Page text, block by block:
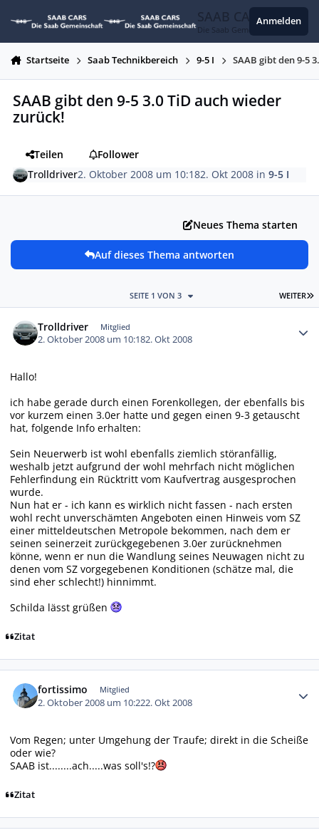
SAAB CARS
Die Saab Gemeinschaft
Anmelden
Startseite Saab Technikbereich 9-5 I SAAB gibt den 9-5
SAAB gibt den 9-5 3.0 TiD auch wieder
zurück!
Teilen
Follower
Trolldriver2. Oktober 2008 um 10:182. Okt 2008 in9-5 I
Neues Thema starten
Auf dieses Thema antworten
WEITER
SEITE 1 VON 3
Trolldriver Mitglied
2. Oktober 2008 um 10:182. Okt 2008
Hallo!
ich habe gerade durch einen Forenkollegen, der ebenfalls bis
vor kurzem einen 3.0er hatte und gegen einen 9-3 getauscht
hat, folgende Info erhalten:
Sein Neuerwerb ist wohl ebenfalls ziemlich störanfällig,
weshalb jetzt aufgrund der wohl mehrfach nicht möglichen
Fehlerfindung ein Rücktritt vom Kaufvertrag ausgesprochen
wurde.
Nun hat er - ich kann es wirklich nicht fassen - nach ersten
wohl recht unverschämten Angeboten einen Hinweis vom SZ
einer mitteldeutschen Metropole bekommen, nach dem er
seinen seinerzeit zurückgegebenen 3.0er zurücknehmen
könne, wenn er nun die Wandlung seines Neuwagen nicht zu
denen vom SZ vorgegebenen Konditionen (schätze mal, die
sind eher schlecht!) hinnimmt.
Schilda lässt grüßen
Zitat
fortissimo Mitglied
2. Oktober 2008 um 10:222. Okt 2008
Vom Regen; unter Umgehung der Traufe; direkt in die Scheiße
oder wie?
SAAB ist........ach.....was soll's!?
Zitat